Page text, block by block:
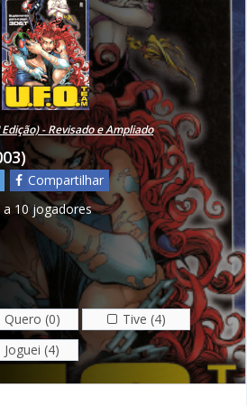
- Revisado e Ampliado
Compartilhar
a 10 jogadores
Quero (0)
Tive (4)
Joguei (4)